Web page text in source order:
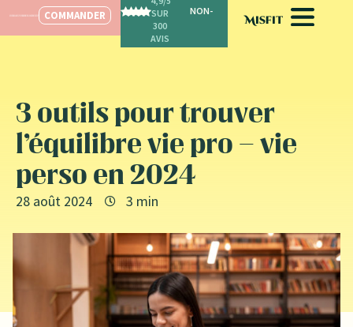
COMMANDER
SUR
300
AVIS
SPÉCIALISÉ POUR LES FEMMES
3 outils pour trouver
l’équilibre vie pro – vie
perso en 2024
28 août 2024